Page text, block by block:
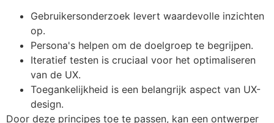
Gebruikersonderzoek levert waardevolle inzichten
op.
Persona's helpen om de doelgroep te begrijpen.
Iteratief testen is cruciaal voor het optimaliseren
van de UX.
Toegankelijkheid is een belangrijk aspect van UX-
design.
Door deze principes toe te passen, kan een ontwerper